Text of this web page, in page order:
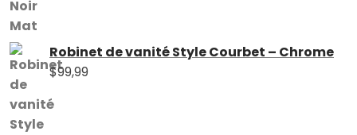
Robinet de vanité Style Courbet – Chrome
$99,99